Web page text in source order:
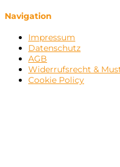
Navigation
Impressum
Datenschutz
AGB
Widerrufsrecht &
Cookie Policy